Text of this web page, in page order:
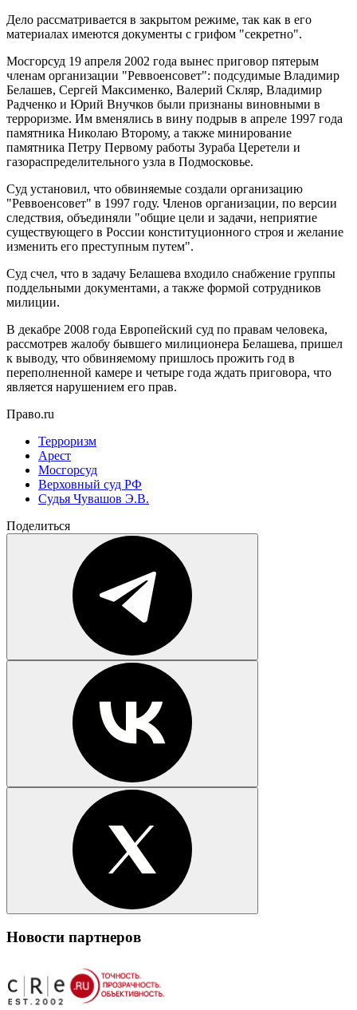
Дело рассматривается в закрытом режиме, так как в его
материалах имеются документы с грифом "секретно".
Мосгорсуд 19 апреля 2002 года вынес приговор пятерым
членам организации "Реввоенсовет": подсудимые Владимир
Белашев, Сергей Максименко, Валерий Скляр, Владимир
Радченко и Юрий Внучков были признаны виновными в
терроризме. Им вменялись в вину подрыв в апреле 1997 года
памятника Николаю Второму, а также минирование
памятника Петру Первому работы Зураба Церетели и
газораспределительного узла в Подмосковье.
Суд установил, что обвиняемые создали организацию
"Реввоенсовет" в 1997 году. Членов организации, по версии
следствия, объединяли "общие цели и задачи, неприятие
существующего в России конституционного строя и желание
изменить его преступным путем".
Суд счел, что в задачу Белашева входило снабжение группы
поддельными документами, а также формой сотрудников
милиции.
В декабре 2008 года Европейский суд по правам человека,
рассмотрев жалобу бывшего милиционера Белашева, пришел
к выводу, что обвиняемому пришлось прожить год в
переполненной камере и четыре года ждать приговора, что
является нарушением его прав.
Право.ru
Терроризм
Арест
Мосгорсуд
Верховный суд РФ
Судья Чувашов Э.В.
Поделиться
Новости партнеров